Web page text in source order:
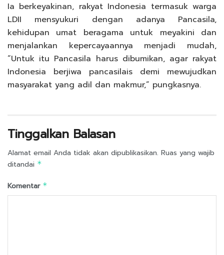
Ia berkeyakinan, rakyat Indonesia termasuk warga
LDII mensyukuri dengan adanya Pancasila,
kehidupan umat beragama untuk meyakini dan
menjalankan kepercayaannya menjadi mudah,
“Untuk itu Pancasila harus dibumikan, agar rakyat
Indonesia berjiwa pancasilais demi mewujudkan
masyarakat yang adil dan makmur,” pungkasnya.
Tinggalkan Balasan
Alamat email Anda tidak akan dipublikasikan. Ruas yang wajib
ditandai *
Komentar *